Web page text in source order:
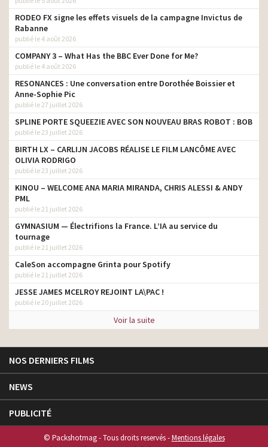
RODEO FX signe les effets visuels de la campagne Invictus de
Rabanne
publié le 4 août 2026
COMPANY 3 – What Has the BBC Ever Done for Me?
publié le 4 août 2026
RESONANCES : Une conversation entre Dorothée Boissier et
Anne-Sophie Pic
publié le 27 juillet 2026
SPLINE PORTE SQUEEZIE AVEC SON NOUVEAU BRAS ROBOT : BOB
publié le 23 juillet 2026
BIRTH LX – CARLIJN JACOBS RÉALISE LE FILM LANCÔME AVEC
OLIVIA RODRIGO
publié le 23 juillet 2026
KINOU – WELCOME ANA MARIA MIRANDA, CHRIS ALESSI & ANDY
PML
publié le 21 juillet 2026
GYMNASIUM — Électrifions la France. L’IA au service du
tournage
publié le 21 juillet 2026
CaleSon accompagne Grinta pour Spotify
publié le 21 juillet 2026
JESSE JAMES MCELROY REJOINT LA\PAC !
publié le 20 juillet 2026
Voir la suite
NOS DERNIERS FILMS
NEWS
PUBLICITÉ
© Packshotmag - Tous droits reservés -Mentions légales